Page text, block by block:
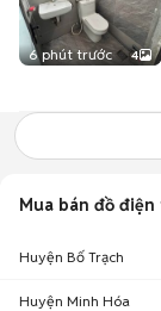
6 phút trước 4
Mua bán đồ điện
Huyện Bố Trạch
Huyện Minh Hóa